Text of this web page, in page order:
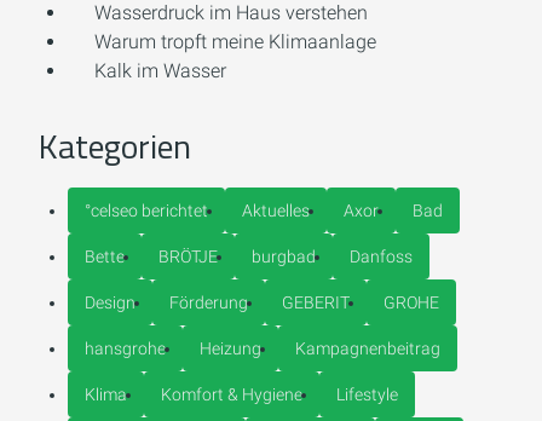
Wasserdruck im Haus verstehen
Warum tropft meine Klimaanlage
Kalk im Wasser
Kategorien
°celseo berichtet Aktuelles Axor Bad
Bette BRÖTJE burgbad Danfoss
Design Förderung GEBERIT GROHE
hansgrohe Heizung Kampagnenbeitrag
Klima Komfort & Hygiene Lifestyle